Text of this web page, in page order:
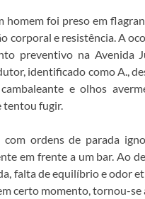
foi preso em
corporal e resistência. A
preventivo na Avenida
identificado como A.,
e olhos
tentou fugir.
com ordens de parada
em frente a um bar. Ao
falta de equilíbrio e odor
certo momento, tornou-